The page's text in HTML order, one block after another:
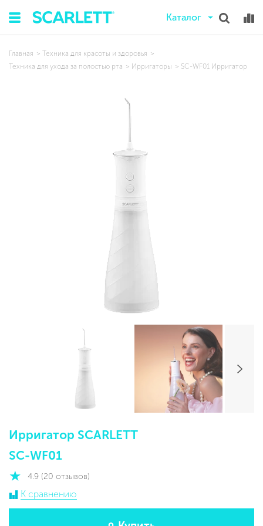
Каталог
Главная
Техника для красоты и здоровья
Техника для ухода за полостью рта
Ирригаторы SC-WF01 Ирригатор
Ирригатор SCARLETT
SC-WF01
4.9 (20 отзывов)
К сравнению